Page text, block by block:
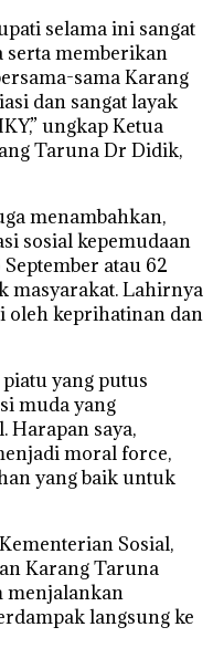
selama ini sangat
serta memberikan
sama Karang
dan sangat layak
ungkap Ketua
Taruna Dr Didik,
menambahkan,
sosial kepemudaan
atau 62
masyarakat. Lahirnya
oleh keprihatinan dan
yang putus
muda yang
Harapan saya,
moral force,
yang baik untuk
Sosial,
Karang Taruna
menjalankan
langsung ke